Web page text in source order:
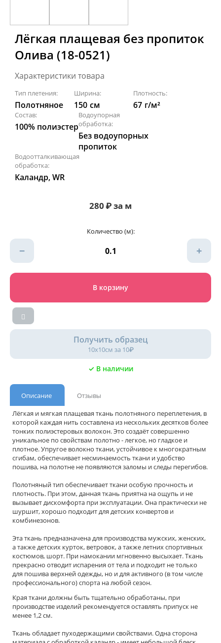
Лёгкая плащевая без пропиток
Олива (18-0521)
Характеристики товара
Тип плетения:
Полотняное
Ширина:
150 см
Плотность:
67 г/м²
Состав:
100% полиэстер
Водоупорная
обработка:
Без водоупорных
пропиток
Водоотталкивающая
обработка:
Каландр, WR
280₽за м
Количество (м):
− +
В корзину
Получить образец
10х10см за 10₽
✓ В наличии
Описание
Отзывы
Лёгкая и мягкая плащевая ткань полотняного переплетения, в
которой каждая нить составлена из нескольких десятков более
тонких полиэстеровых волокон. Это создаёт совершенно
уникальное по свойствам полотно - легкое, но гладкое и
плотное. Упругое волокно ткани, устойчивое к многократным
сгибам, обеспечивает несминаемость ткани и удобство
пошива, на полотне не появляются заломы и следы перегибов.
Полотняный тип обеспечивает ткани особую прочность и
плотность. При этом, данная ткань приятна на ощупь и не
вызывает дискомфорта при эксплуатации. Она практически не
шуршит, хорошо подходит для детских конвертов и
комбинезонов.
Эта ткань предназначена для производства мужских, женских,
а также детских курток, ветровок, а также летних спортивных
костюмов, шорт. При намокании мгновенно высыхает. Ткань
прекрасно отводит испарения от тела и подходит не только
для пошива верхней одежды, но и для активного (в том числе
профессионального) спорта на любой сезон.
Края ткани должны быть тщательно обработаны, при
производстве изделий рекомендуется оставлять припуск не
менее 1,2 см.
Ткань обладает пуходержащими свойствами. Одна сторона